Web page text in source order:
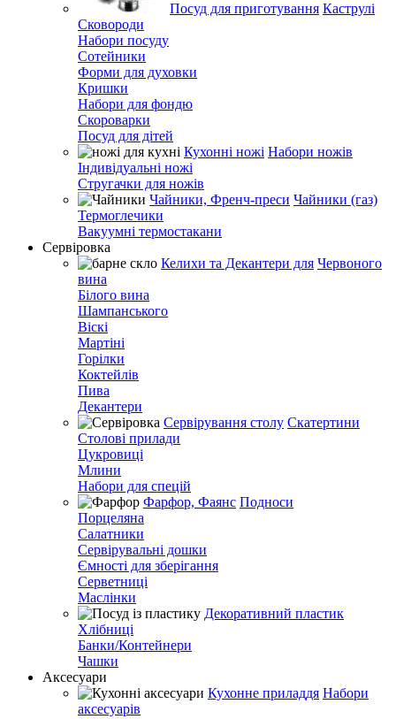
Посуд для приготування Каструлі
Сковороди
Набори посуду
Сотейники
Форми для духовки
Кришки
Набори для фондю
Скороварки
Посуд для дітей
Кухонні ножі Набори ножів
Індивідуальні ножі
Стругачки для ножів
Чайники, Френч-преси Чайники (газ)
Термоглечики
Вакуумні термостакани
Сервіровка
Келихи та Декантери для Червоного
вина
Білого вина
Шампанського
Віскі
Мартіні
Горілки
Коктейлів
Пива
Декантери
Сервірування столу Скатертини
Столові прилади
Цукровиці
Млини
Набори для спецій
Фарфор, Фаянс Подноси
Порцеляна
Салатники
Сервірувальні дошки
Ємності для зберігання
Серветниці
Маслінки
Декоративний пластик
Хлібниці
Банки/Контейнери
Чашки
Аксесуари
Кухонне приладдя Набори
аксесуарів